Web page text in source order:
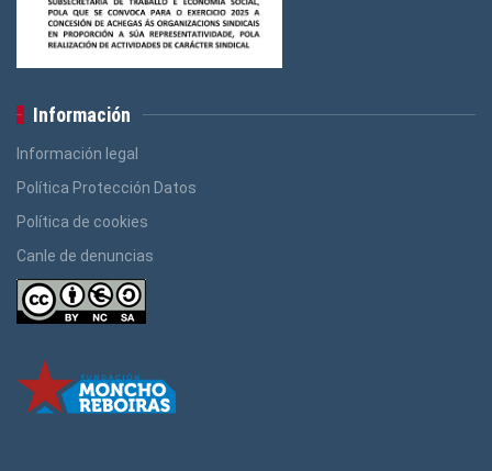
Información
Información legal
Política Protección Datos
Política de cookies
Canle de denuncias